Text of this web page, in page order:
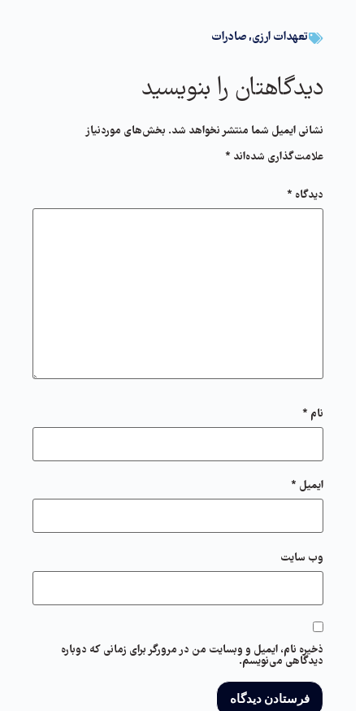
تعهدات ارزی,صادرات
دیدگاهتان را بنویسید
نشانی ایمیل شما منتشر نخواهد شد. بخش‌های موردنیاز
علامت‌گذاری شده‌اند *
دیدگاه *
نام *
ایمیل *
وب‌ سایت
ذخیره نام، ایمیل و وبسایت من در مرورگر برای زمانی که دوباره
دیدگاهی می‌نویسم.